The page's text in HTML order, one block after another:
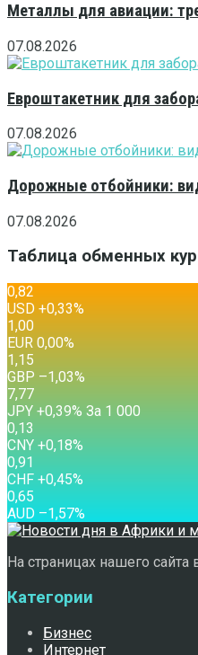
Металлы для авиации:
07.08.2026
Евроштакетник для
07.08.2026
Дорожные отбойники:
07.08.2026
Таблица обменных
0,82
USD +0,33%
1,00
EUR 0,00%
1,15
GBP –1,03%
7,77
JPY +0,39% За 1 000
0,13
CNY +0,18%
0,91
CHF +0,45%
0,65
AUD –1,57%
На страницах нашего
Категории
Бизнес
Интернет